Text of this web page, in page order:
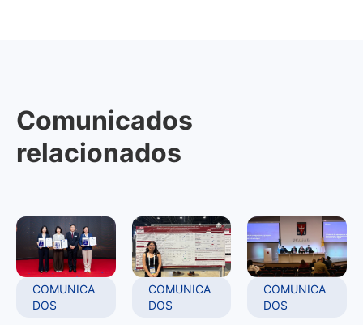
Comunicados
relacionados
COMUNICA
DOS
COMUNICA
DOS
COMUNICA
DOS